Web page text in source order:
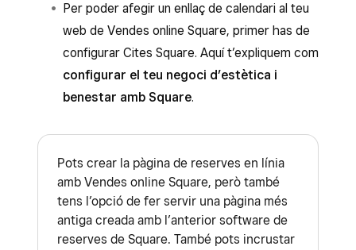
Per poder afegir un enllaç de calendari al teu
web de Vendes online Square, primer has de
configurar Cites Square. Aquí t’expliquem com
configurar el teu negoci d’estètica i
benestar amb Square.
Pots crear la pàgina de reserves en línia
amb Vendes online Square, però també
tens l’opció de fer servir una pàgina més
antiga creada amb l’anterior software de
reserves de Square. També pots incrustar